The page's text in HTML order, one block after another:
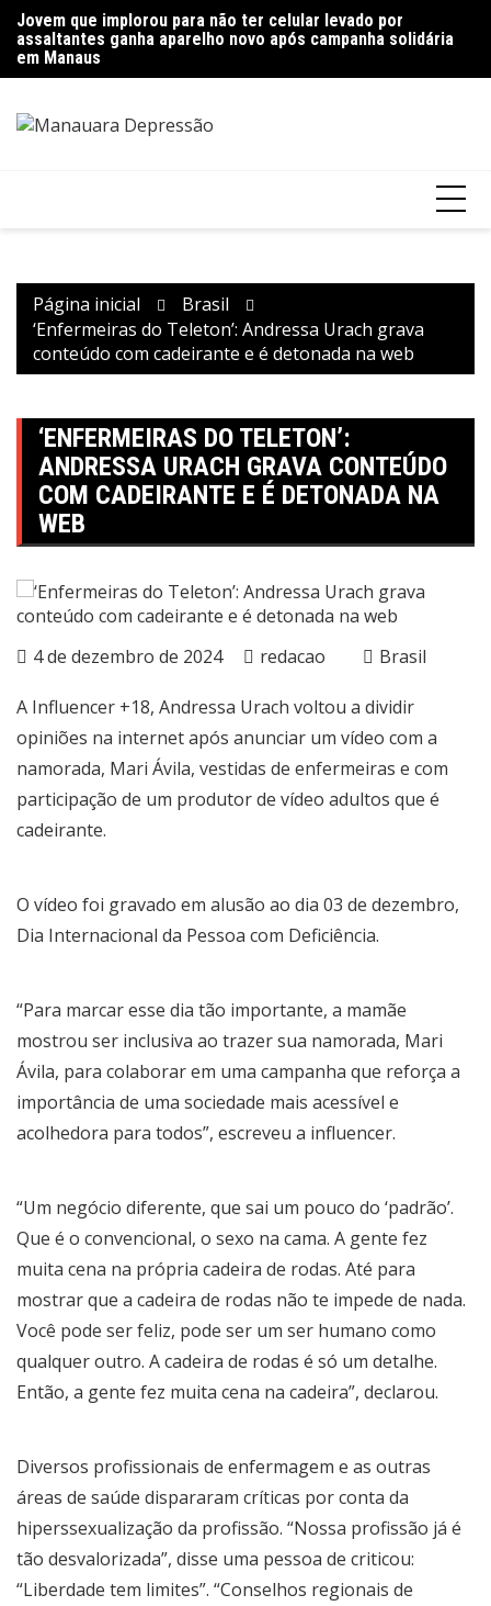
para
conteúdo
Jovem que implorou para não ter celular levado por
assaltantes ganha aparelho novo após campanha solidária
em Manaus
Polícia encontra mais de quinze quilos de entorpecentes
escondidos em imóvel abandonado em Manaus
Página inicial
Brasil
‘Enfermeiras do Teleton’: Andressa Urach grava
conteúdo com cadeirante e é detonada na web
‘ENFERMEIRAS DO TELETON’:
ANDRESSA URACH GRAVA CONTEÚDO
COM CADEIRANTE E É DETONADA NA
WEB
4 de dezembro de 2024 redacao Brasil
A Influencer +18, Andressa Urach voltou a dividir
opiniões na internet após anunciar um vídeo com a
namorada, Mari Ávila, vestidas de enfermeiras e com
participação de um produtor de vídeo adultos que é
cadeirante.
O vídeo foi gravado em alusão ao dia 03 de dezembro,
Dia Internacional da Pessoa com Deficiência.
“Para marcar esse dia tão importante, a mamãe
mostrou ser inclusiva ao trazer sua namorada, Mari
Ávila, para colaborar em uma campanha que reforça a
importância de uma sociedade mais acessível e
acolhedora para todos”, escreveu a influencer.
“Um negócio diferente, que sai um pouco do ‘padrão’.
Que é o convencional, o sexo na cama. A gente fez
muita cena na própria cadeira de rodas. Até para
mostrar que a cadeira de rodas não te impede de nada.
Você pode ser feliz, pode ser um ser humano como
qualquer outro. A cadeira de rodas é só um detalhe.
Então, a gente fez muita cena na cadeira”, declarou.
Diversos profissionais de enfermagem e as outras
áreas de saúde dispararam críticas por conta da
hiperssexualização da profissão. “Nossa profissão já é
tão desvalorizada”, disse uma pessoa de criticou:
“Liberdade tem limites”. “Conselhos regionais de